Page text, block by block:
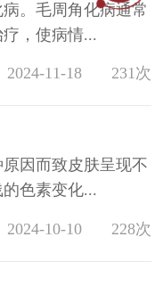
。毛周角化病通常
，使病情...
2024-11-18 231次
因而致皮肤呈现不
色素变化...
2024-10-10 228次